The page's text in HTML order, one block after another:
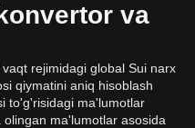
va
rejimidagi global Sui narx
qiymatini aniq hisoblash
to'g'risidagi ma'lumotlar
ma'lumotlar asosida